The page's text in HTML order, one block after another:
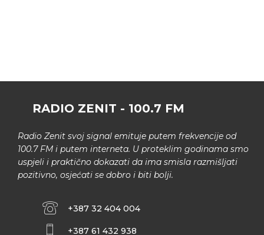
RADIO ZENIT - 100.7 FM
Radio Zenit svoj signal emituje putem frekvencije od
100.7 FM i putem interneta. U proteklim godinama smo
uspjeli i praktično dokazati da ima smisla razmišljati
pozitivno, osjećati se dobro i biti bolji.
+387 32 404 004
+387 61 432 938